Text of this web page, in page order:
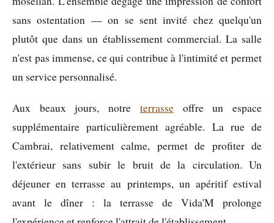
sans ostentation — on se sent invité chez quelqu'un
plutôt que dans un établissement commercial. La salle
n'est pas immense, ce qui contribue à l'intimité et permet
un service personnalisé.
Aux beaux jours, notre terrasseoffre un espace
supplémentaire particulièrement agréable. La rue de
Cambrai, relativement calme, permet de profiter de
l'extérieur sans subir le bruit de la circulation. Un
déjeuner en terrasse au printemps, un apéritif estival
avant le dîner : la terrasse de Vida'M prolonge